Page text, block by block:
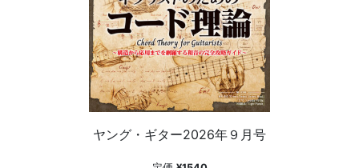
ヤング・ギター2026年９月号